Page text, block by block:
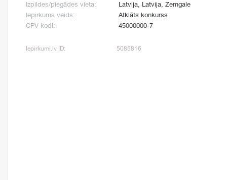
Izpildes/piegādes vieta:
Latvija, Latvija, Zemgale
Iepirkuma veids:
Atklāts konkurss
CPV kodi:
45000000-7
Iepirkumi.lv ID: 5085816